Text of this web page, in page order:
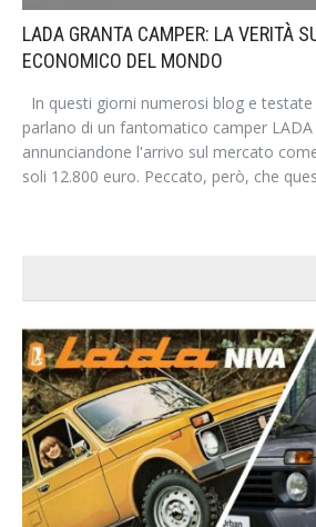
LADA GRANTA CAMPER: LA VERITÀ
ECONOMICO DEL MONDO
In questi giorni numerosi blog e
parlano di un fantomatico camper LADA
annunciandone l'arrivo sul mercato
soli 12.800 euro. Peccato, però, che